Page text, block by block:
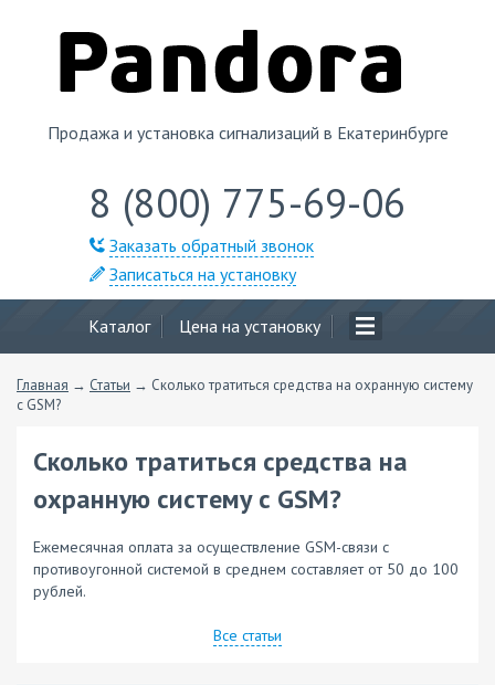
Продажа и установка сигнализаций в Екатеринбурге
8 (800) 775-69-06
Заказать обратный звонок
Записаться на установку
Каталог Цена на установку
Главная → Статьи → Сколько тратиться средства на охранную систему
с GSM?
Сколько тратиться средства на
охранную систему с GSM?
Ежемесячная оплата за осуществление GSM-связи с
противоугонной системой в среднем составляет от 50 до 100
рублей.
Все статьи